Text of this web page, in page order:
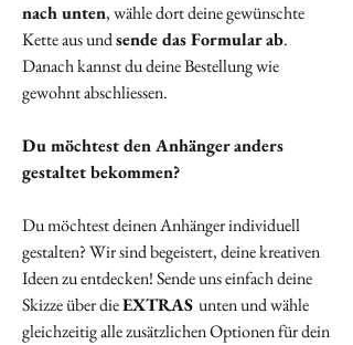
nach unten, wähle dort deine gewünschte
Kette aus undsende das Formular ab.
Danach kannst du deine Bestellung wie
gewohnt abschliessen.
Du möchtest den Anhänger anders
gestaltet bekommen?
Du möchtest deinen Anhänger individuell
gestalten? Wir sind begeistert, deine kreativen
Ideen zu entdecken! Sende uns einfach deine
Skizze über dieEXTRAS unten und wähle
gleichzeitig alle zusätzlichen Optionen für dein